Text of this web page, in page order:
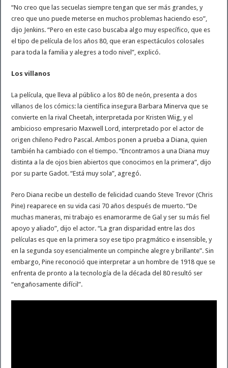
“No creo que las secuelas siempre tengan que ser más grandes, y
creo que uno puede meterse en muchos problemas haciendo eso”,
dijo Jenkins. “Pero en este caso buscaba algo muy específico, que es
el tipo de película de los años 80, que eran espectáculos colosales
para toda la familia y alegres a todo nivel”, explicó.
Los villanos
La película, que lleva al público a los 80 de neón, presenta a dos
villanos de los cómics: la científica insegura Barbara Minerva que se
convierte en la rival Cheetah, interpretada por Kristen Wiig, y el
ambicioso empresario Maxwell Lord, interpretado por el actor de
origen chileno Pedro Pascal. Ambos ponen a prueba a Diana, quien
también ha cambiado con el tiempo. “Encontramos a una Diana muy
distinta a la de ojos bien abiertos que conocimos en la primera”, dijo
por su parte Gadot. “Está muy sola”, agregó.
Pero Diana recibe un destello de felicidad cuando Steve Trevor (Chris
Pine) reaparece en su vida casi 70 años después de muerto. “De
muchas maneras, mi trabajo es enamorarme de Gal y ser su más fiel
apoyo y aliado”, dijo el actor. “La gran disparidad entre las dos
películas es que en la primera soy ese tipo pragmático e insensible, y
en la segunda soy esencialmente un compinche alegre y brillante”. Sin
embargo, Pine reconoció que interpretar a un hombre de 1918 que se
enfrenta de pronto a la tecnología de la década del 80 resultó ser
“engañosamente difícil”.